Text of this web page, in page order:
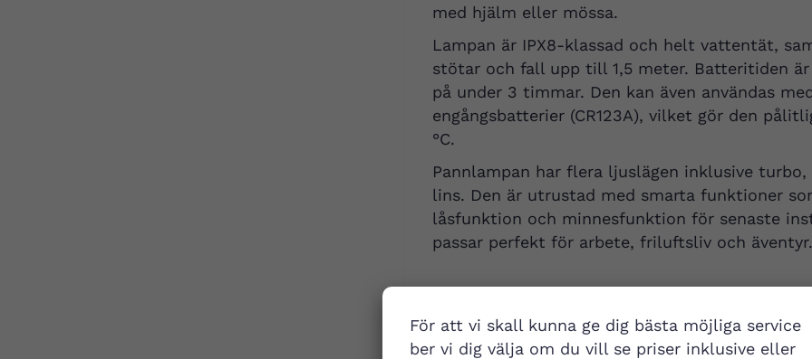
För att vi skall kunna ge dig bästa möjliga service
ber vi dig välja om du vill se priser inklusive eller
med hjälm eller mössa.
Lampan är IPX8-klassad och helt vattentät,
stötar och fall upp till 1,5 meter. Batteritiden
på under 3 timmar. Den kan även användas
engångsbatterier (CR123A), vilket gör den
°C.
Pannlampan har flera ljuslägen inklusive
lins. Den är utrustad med smarta funktioner
låsfunktion och minnesfunktion för senaste
passar perfekt för arbete, friluftsliv och äventyr.